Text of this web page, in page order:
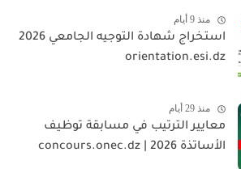
منذ 9 أيام
استخراج شهادة التوجيه الجامعي 2026
orientation.esi.dz
منذ 29 أيام
معايير الترتيب في مسابقة توظيف
الأساتذة 2026 | concours.onec.dz